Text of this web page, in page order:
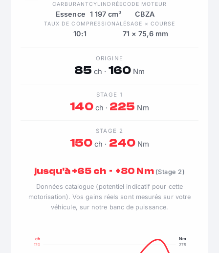
CARBURANT
Essence
CYLINDRÉE
1 197 cm³
CODE MOTEUR
CBZA
TAUX DE COMPRESSION
10:1
ALÉSAGE × COURSE
71 × 75,6 mm
ORIGINE
85 ch · 160Nm
STAGE 1
140ch · 225 Nm
STAGE 2
150 ch · 240Nm
jusqu'à +65 ch · +80 Nm (Stage 2)
Données catalogue (potentiel indicatif pour cette
motorisation). Vos gains réels sont mesurés sur votre
véhicule, sur notre banc de puissance.
170 275
ch Nm